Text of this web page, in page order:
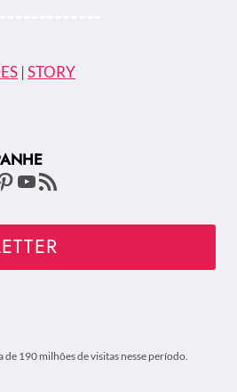
| STORY
Youtube
Feed RSS
190 milhões de visitas nesse período.